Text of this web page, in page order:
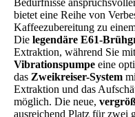
bietet eine Reihe von
Kaffeezubereitung zu
Dielegendäre E61-
Extraktion, während Sie
Vibrationspumpeeine
das Zweikreiser-System
Extraktion und das
möglich. Die neue,
ausreichend Platz für zwei